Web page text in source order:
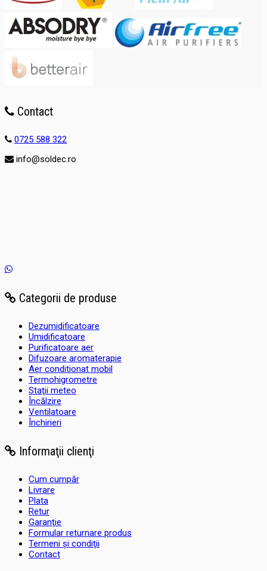
Contact
0725 588 322
info@soldec.ro
Categorii de produse
Dezumidificatoare
Umidificatoare
Purificatoare aer
Difuzoare aromaterapie
Aer conditionat mobil
Termohigrometre
Staţii meteo
Încălzire
Ventilatoare
Închirieri
Informaţii clienţi
Cum cumpăr
Livrare
Plata
Retur
Garanţie
Formular returnare produs
Termeni şi condiţii
Contact